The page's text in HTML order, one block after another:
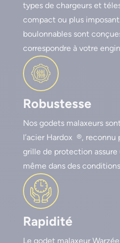
types de chargeurs et
compact ou plus
boulonnables sont
correspondre à votre
Robustesse
Nos godets malaxeurs
l’acier Hardox ®, reconnu
grille de protection assure
même dans des
Rapidité
Le godet malaxeur